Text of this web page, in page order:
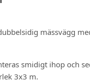
mässvägg
smidigt ihop och
3x3 m.